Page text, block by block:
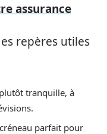
assurance
repères utiles
tranquille, à
parfait pour